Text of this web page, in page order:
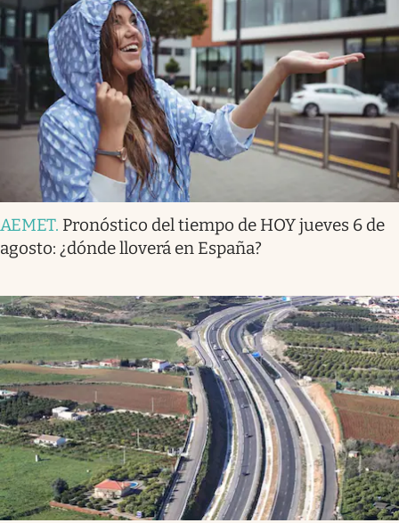
AEMET. Pronóstico del tiempo de HOY jueves 6 de
agosto: ¿dónde lloverá en España?